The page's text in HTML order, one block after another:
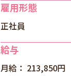
雇用形態
正社員
給与
月給： 213,850円